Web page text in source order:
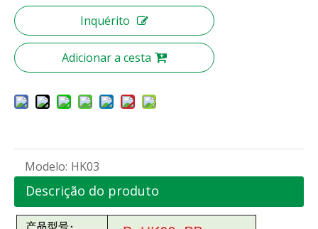
Inquérito
Adicionar a cesta
Modelo: HK03
Descrição do produto